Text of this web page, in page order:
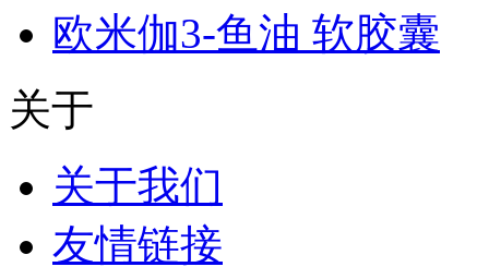
欧米伽3-鱼油 软胶囊
关于
关于我们
友情链接